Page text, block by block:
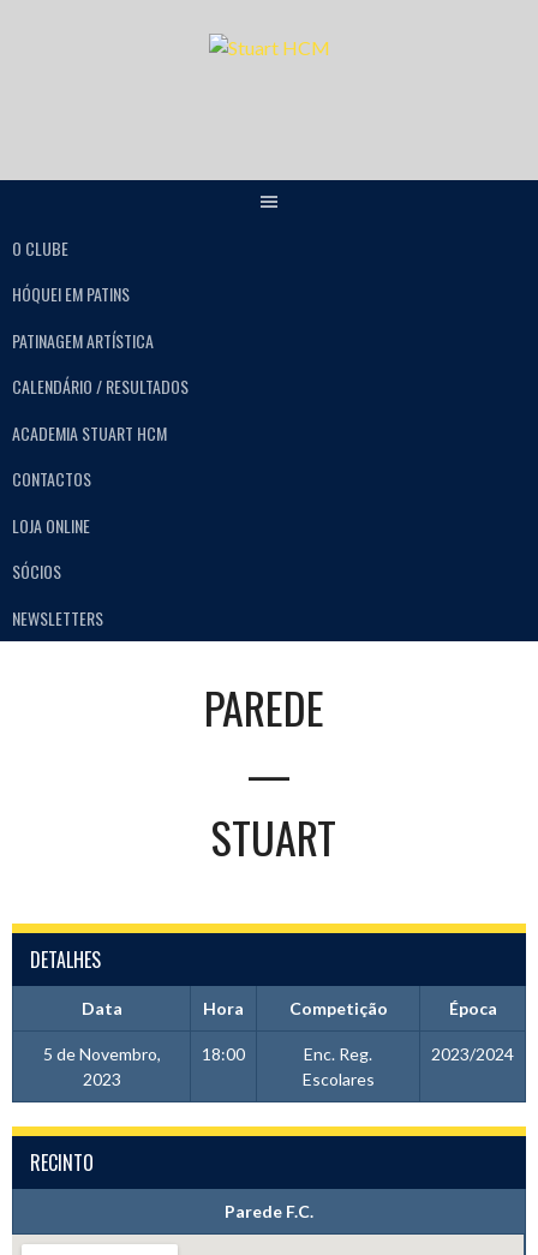
O CLUBE
HÓQUEI EM PATINS
PATINAGEM ARTÍSTICA
CALENDÁRIO / RESULTADOS
ACADEMIA STUART HCM
CONTACTOS
LOJA ONLINE
SÓCIOS
NEWSLETTERS
PAREDE
—
STUART
DETALHES
Data Hora Competição Época
5 de Novembro,
2023
18:00
Enc. Reg.
Escolares
2023/2024
RECINTO
Parede F.C.